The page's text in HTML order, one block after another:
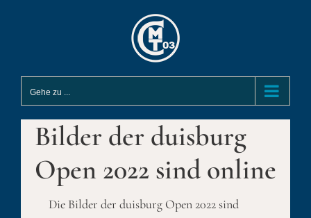
Gehe zu ...
Bilder der duisburg
Open 2022 sind online
Die Bilder der duisburg Open 2022 sind